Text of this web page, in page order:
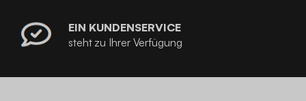
EIN KUNDENSERVICE
steht zu Ihrer Verfügung